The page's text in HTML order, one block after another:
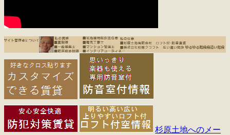
杉原土地へのメー